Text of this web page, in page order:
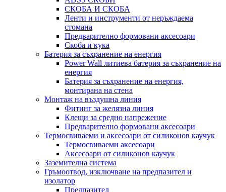
СКОБА И СКОБА
Ленти и инструменти от неръждаема
стомана
Предварително формовани аксесоари
Скоба и кука
Батерия за съхранение на енергия
Power Wall литиева батерия за съхранение на
енергия
Батерия за съхранение на енергия,
монтирана на стена
Монтаж на въздушна линия
Фитинг за желязна линия
Клещи за средно напрежение
Предварително формовани аксесоари
Термосвиваеми и аксесоари от силиконов каучук
Термосвиваеми аксесоари
Аксесоари от силиконов каучук
Заземителна система
Гръмоотвод, изключване на предпазител и
изолатор
Предпазител